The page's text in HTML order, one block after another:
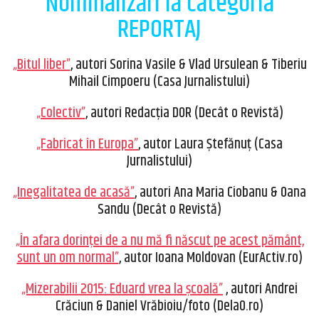
REPORTAJ
„Bitul liber”, autori Sorina Vasile & Vlad Ursulean & Tiberiu
Mihail Cimpoeru (Casa Jurnalistului)
„Colectiv”, autori Redacția DOR (Decât o Revistă)
„Fabricat în Europa”, autor Laura Ștefănuț (Casa
Jurnalistului)
„Inegalitatea de acasă”, autori Ana Maria Ciobanu & Oana
Sandu (Decât o Revistă)
„În afara dorinței de a nu mă fi născut pe acest pământ,
sunt un om normal”, autor Ioana Moldovan (EurActiv.ro)
„Mizerabilii 2015: Eduard vrea la școală”, autori Andrei
Crăciun & Daniel Vrăbioiu/foto (Dela0.ro)